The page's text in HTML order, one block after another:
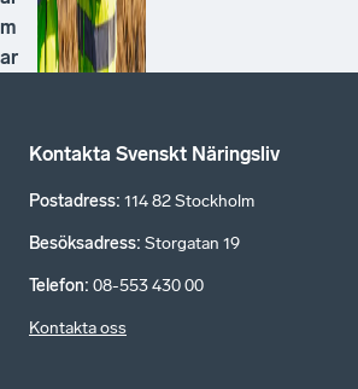
m
ar
Kontakta Svenskt Näringsliv
Postadress: 114 82 Stockholm
Besöksadress: Storgatan 19
Telefon: 08-553 430 00
Kontakta oss